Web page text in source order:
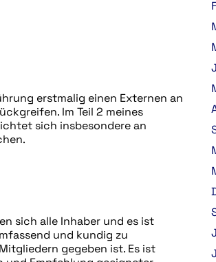
erstmalig einen Externen an
Im Teil 2 meines
sich insbesondere an
sich alle Inhaber und es ist
und kundig zu
gegeben ist. Es ist